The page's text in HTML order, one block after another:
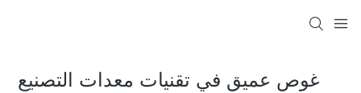
غوص عميق في تقنيات معدات التصنيع